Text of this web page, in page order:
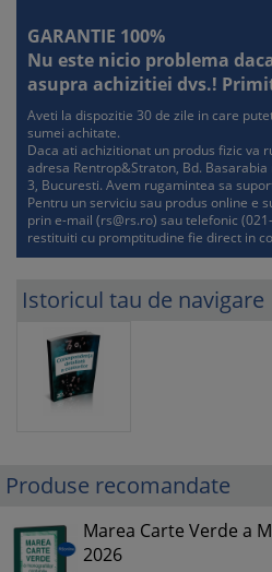
GARANTIE 100%
Nu este nicio problema
asupra achizitiei dvs.!
Aveti la dispozitie 30 de zile in care
sumei achitate.
Daca ati achizitionat un produs fizic va
adresa Rentrop&Straton, Bd.
3, Bucuresti. Avem rugamintea sa
Pentru un serviciu sau produs online e
prin e-mail (rs@rs.ro) sau telefonic
restituiti cu promptitudine fie direct in
Istoricul tau de navigare
Produse recomandate
Marea Carte Verde a
2026